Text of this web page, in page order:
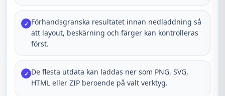
✓ Förhandsgranska resultatet innan nedladdning så
att layout, beskärning och färger kan kontrolleras
först.
✓ De flesta utdata kan laddas ner som PNG, SVG,
HTML eller ZIP beroende på valt verktyg.